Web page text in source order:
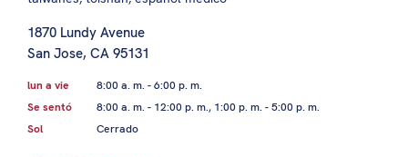
1870 Lundy Avenue
San Jose, CA 95131
lun a vie
8:00 a. m. - 6:00 p. m.
Se sentó
8:00 a. m. - 12:00 p. m., 1:00 p. m. - 5:00 p. m.
Sol
Cerrado